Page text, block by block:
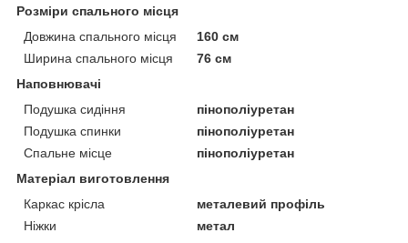
Розміри спального місця
Довжина спального місця
160 см
Ширина спального місця
76 см
Наповнювачі
Подушка сидіння
пінополіуретан
Подушка спинки
пінополіуретан
Спальне місце
пінополіуретан
Матеріал виготовлення
Каркас крісла
металевий профіль
Ніжки
метал